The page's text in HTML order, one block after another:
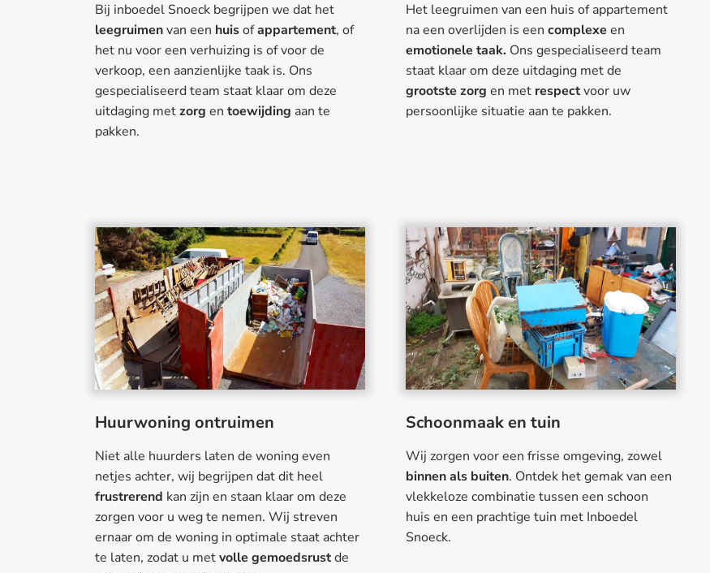
Bij inboedel Snoeck begrijpen we dat het
leegruimenvan een huisofappartement, of
het nu voor een verhuizing is of voor de
verkoop, een aanzienlijke taak is. Ons
gespecialiseerd team staat klaar om deze
uitdaging metzorg en toewijding aan te
pakken.
Het leegruimen van een huis of appartement
na een overlijden is een complexe en
emotionele taak. Ons gespecialiseerd team
staat klaar om deze uitdaging met de
grootste zorg en met respectvoor uw
persoonlijke situatie aan te pakken.
Huurwoning ontruimen
Niet alle huurders laten de woning even
netjes achter, wij begrijpen dat dit heel
frustrerend kan zijn en staan klaar om deze
zorgen voor u weg te nemen. Wij streven
ernaar om de woning in optimale staat achter
te laten, zodat u metvolle gemoedsrustde
Schoonmaak en tuin
Wij zorgen voor een frisse omgeving, zowel
binnen als buiten. Ontdek het gemak van een
vlekkeloze combinatie tussen een schoon
huis en een prachtige tuin met Inboedel
Snoeck.